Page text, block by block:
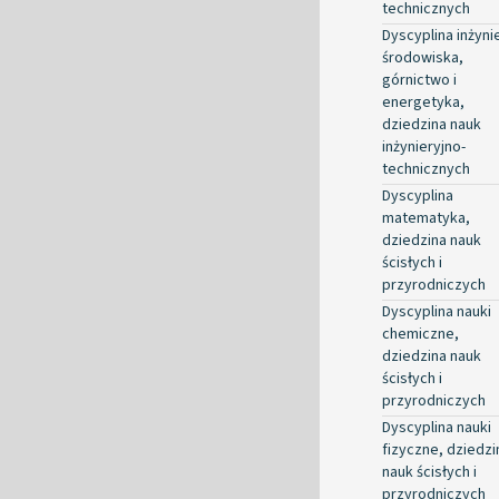
technicznych
Dyscyplina
środowiska,
górnictwo i
energetyka,
dziedzina nauk
inżynieryjno-
technicznych
Dyscyplina
matematyka,
dziedzina nauk
ścisłych i
przyrodniczych
Dyscyplina nauki
chemiczne,
dziedzina nauk
ścisłych i
przyrodniczych
Dyscyplina nauki
fizyczne,
nauk ścisłych i
przyrodniczych